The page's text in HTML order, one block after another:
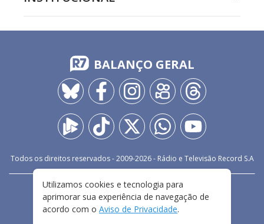
BALANÇO GERAL
Todos os direitos reservados - 2009-2026- Rádio e Televisão Record S.A
FALE CONOSCO
PRIVACIDADE
TERMOS E CONDIÇÕES DE USO
Utilizamos cookies e tecnologia para
aprimorar sua experiência de navegação de
acordo com o Aviso de Privacidade.